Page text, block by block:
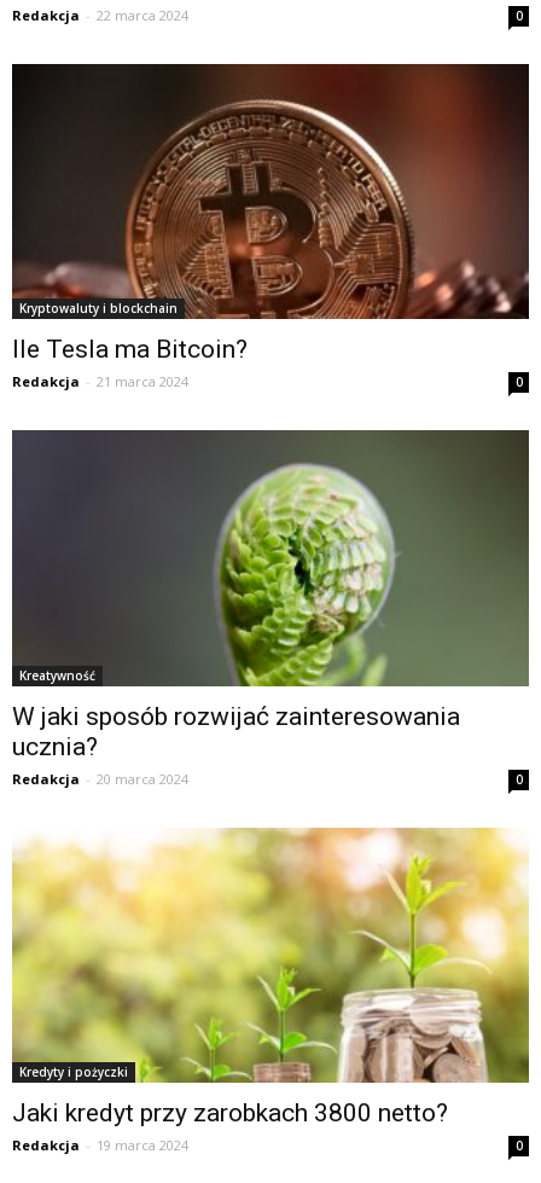
Redakcja - 22 marca 2024 0
Kryptowaluty i blockchain
Ile Tesla ma Bitcoin?
Redakcja - 21 marca 2024 0
Kreatywność
W jaki sposób rozwijać zainteresowania
ucznia?
Redakcja - 20 marca 2024 0
Kredyty i pożyczki
Jaki kredyt przy zarobkach 3800 netto?
Redakcja - 19 marca 2024 0